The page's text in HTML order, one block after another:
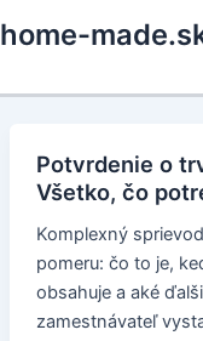
to
home-
Potvrdenie o
Všetko, čo
Komplexný
pomeru: čo to je,
obsahuje a aké
zamestnávateľ